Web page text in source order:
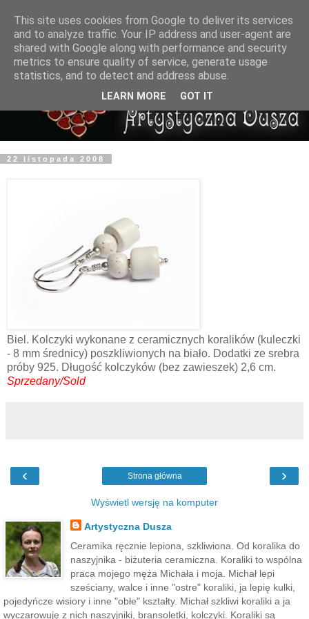
22 listopada 2008
Biel. Kolczyki wykonane z ceramicznych koralików (kuleczki
- 8 mm średnicy) poszkliwionych na biało. Dodatki ze srebra
próby 925. Długość kolczyków (bez zawieszek) 2,6 cm.
Sprzedany/Sold
‹ ›
Strona główna
Wyświetl wersję na komputer
Artystyczna Dusza
Ceramika ręcznie lepiona, szkliwiona. Od koralika do
naszyjnika - biżuteria ceramiczna. Koraliki to wspólna
praca mojego męża Michała i moja. Michał lepi
sześciany, walce i inne "ostre" koraliki, ja lepię kulki,
pojedyńcze wisiory i inne "obłe" kształty. Michał szkliwi koraliki a ja
wyczarowuję z nich naszyjniki, bransoletki, kolczyki. Koraliki są
This site uses cookies from Google to deliver its services
and to analyze traffic. Your IP address and user-agent are
shared with Google along with performance and security
metrics to ensure quality of service, generate usage
statistics, and to detect and address abuse.
LEARN MORE GOT IT